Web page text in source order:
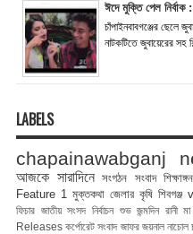
ঈদে মুক্তি পেল নির্বাক
চাঁপাইনবাবগঞ্জের ছেলে
নাটকটিতে জুবায়েরের সহ
LABELS
chapainawabganj
আজকে সারাদিনে সংগঠন সংবাদ শিক্ষাঙ্গন
Feature 1 মুক্তকথা জেলার কৃষি শিবগঞ্জ
ফিচার জাতীয় সংসদ নির্বাচন শুভ জন্মদিন রানী মা
Releases কর্পোরেট সংবাদ জাফর জয়নাল নাচোল